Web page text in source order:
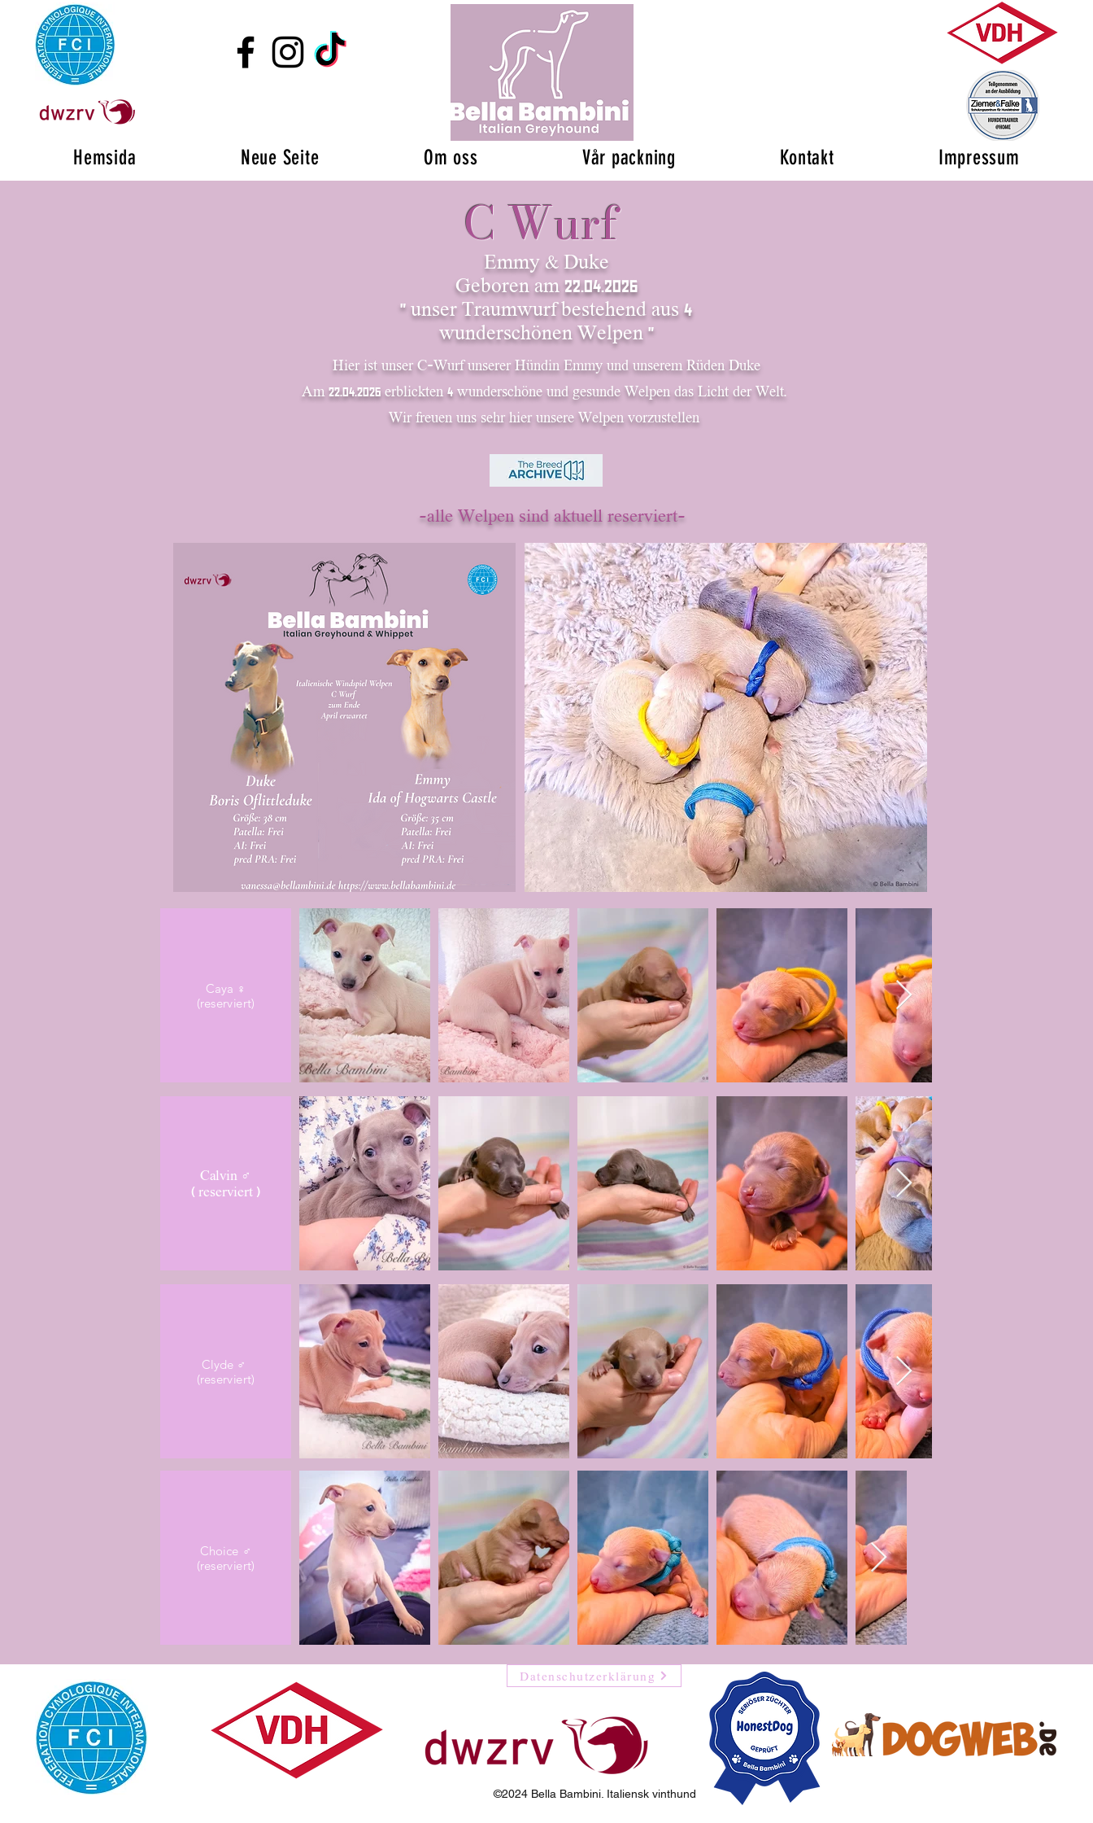
Hemsida Neue Seite Om oss Vår packning Kontakt Impressum
C Wurf
Emmy & Duke
​Geboren am 22.04.2026
​" unser Traumwurf bestehend aus 4
wunderschönen Welpen "
Hier ist unser C-Wurf unserer Hündin Emmy und unserem Rüden Duke
​Am 22.04.2026 erblickten 4 wunderschöne und gesunde Welpen das Licht der Welt.
Wir freuen uns sehr hier unsere Welpen vorzustellen
-alle Welpen sind aktuell reserviert-
Caya ♀
(reserviert)
Calvin ♂
( reserviert )
Clyde ♂
(reserviert)
Choice ♂
(reserviert)
Datenschutzerklärung
©2024 Bella Bambini. Italiensk vinthund